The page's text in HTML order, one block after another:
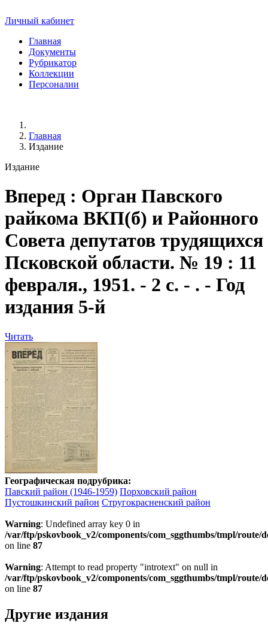
Личный кабинет
Главная
Документы
Рубрикатор
Коллекции
Персоналии
Главная
Издание
Издание
Вперед : Орган Павского
райкома ВКП(б) и Районного
Совета депутатов трудящихся
Псковской области. № 19 : 11
февраля., 1951. - 2 с. - . - Год
издания 5-й
Читать
Географическая подрубрика:
Павский район (1946-1959) Порховский район
Пустошкинский район Стругокрасненский район
Warning: Undefined array key 0 in
/var/ftp/pskovbook_v2/components/com_sggthumbs/tmpl/route/
on line 87
Warning: Attempt to read property "introtext" on null in
/var/ftp/pskovbook_v2/components/com_sggthumbs/tmpl/route/
on line 87
Другие издания